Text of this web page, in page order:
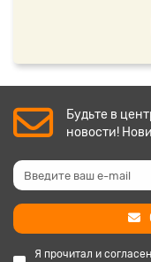
Будьте в
новости!
Я прочитал и